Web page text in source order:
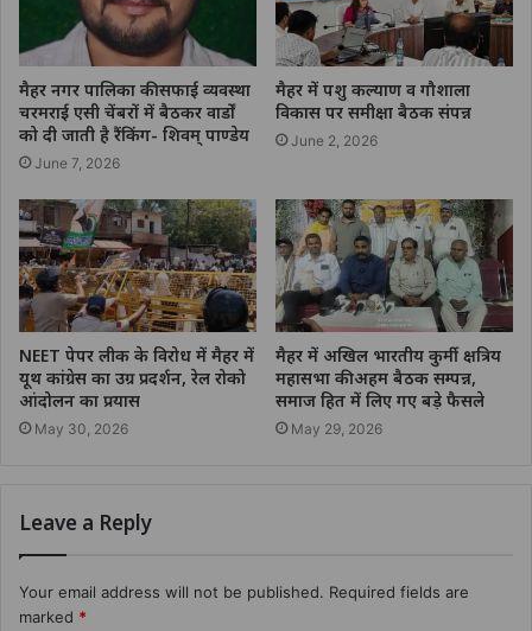
मैहर नगर पालिका की सफाई व्यवस्था
चरमराई एसी चेंबरों में बैठकर वार्डों
को दी जाती है रैंकिंग- शिवम् पाण्डेय
June 7, 2026
मैहर में पशु कल्याण व गौशाला
विकास पर समीक्षा बैठक संपन्न
June 2, 2026
NEET पेपर लीक के विरोध में मैहर में
यूथ कांग्रेस का उग्र प्रदर्शन, रेल रोको
आंदोलन का प्रयास
May 30, 2026
मैहर में अखिल भारतीय कुर्मी क्षत्रिय
महासभा की अहम बैठक सम्पन्न,
समाज हित में लिए गए बड़े फैसले
May 29, 2026
Leave a Reply
Your email address will not be published. Required fields are
marked *